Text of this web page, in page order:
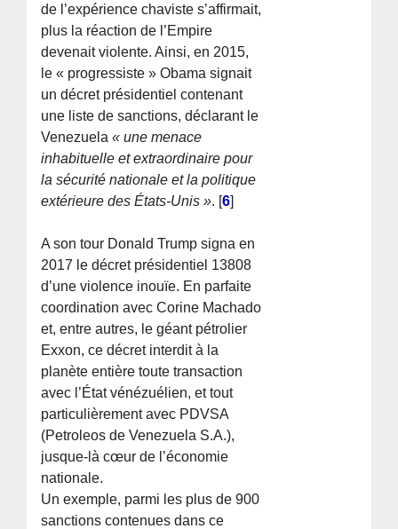
de l’expérience chaviste s’affirmait,
plus la réaction de l’Empire
devenait violente. Ainsi, en 2015,
le « progressiste » Obama signait
un décret présidentiel contenant
une liste de sanctions, déclarant le
Venezuela« une menace
inhabituelle et extraordinaire pour
la sécurité nationale et la politique
extérieure des États-Unis ». [6]
A son tour Donald Trump signa en
2017 le décret présidentiel 13808
d’une violence inouïe. En parfaite
coordination avec Corine Machado
et, entre autres, le géant pétrolier
Exxon, ce décret interdit à la
planète entière toute transaction
avec l’État vénézuélien, et tout
particulièrement avec PDVSA
(Petroleos de Venezuela S.A.),
jusque-là cœur de l’économie
nationale.
Un exemple, parmi les plus de 900
sanctions contenues dans ce